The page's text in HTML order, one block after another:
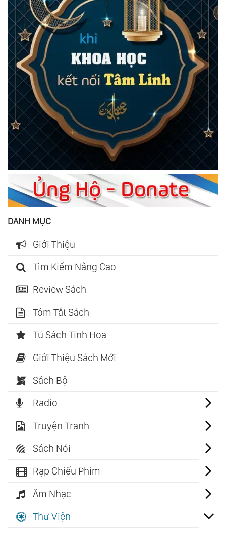
DANH MỤC
Giới Thiệu
Tìm Kiếm Nâng Cao
Review Sách
Tóm Tắt Sách
Tủ Sách Tinh Hoa
Giới Thiệu Sách Mới
Sách Bộ
Radio
Truyện Tranh
Sách Nói
Rạp Chiếu Phim
Âm Nhạc
Thư Viện